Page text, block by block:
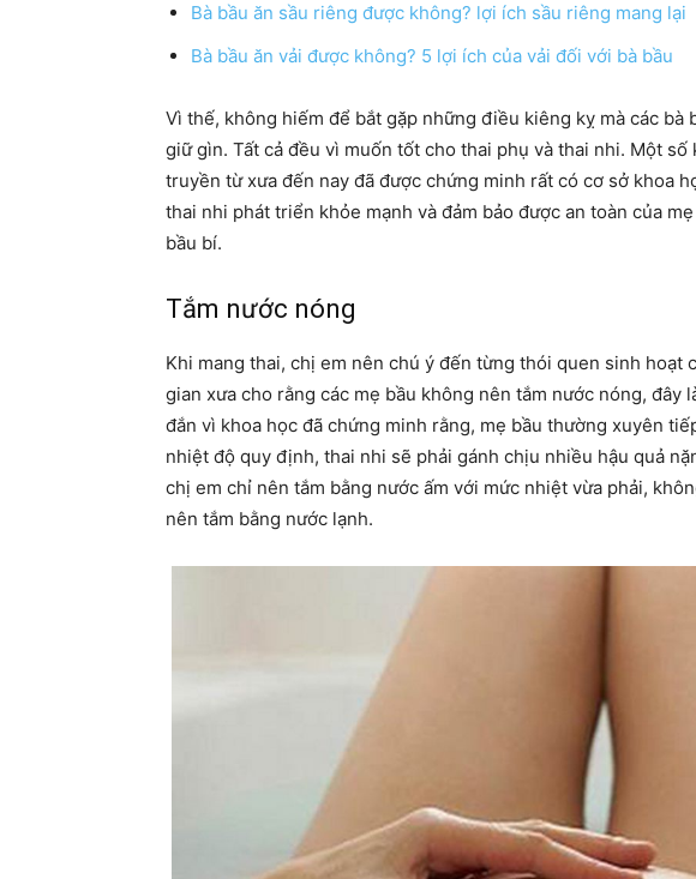
Bà bầu ăn sầu riêng được không? lợi ích sầu riêng mang lại
Bà bầu ăn vải được không? 5 lợi ích của vải đối với bà bầu
Vì thế, không hiếm để bắt gặp những điều kiêng kỵ mà các bà
giữ gìn. Tất cả đều vì muốn tốt cho thai phụ và thai nhi. Một
truyền từ xưa đến nay đã được chứng minh rất có cơ sở khoa
thai nhi phát triển khỏe mạnh và đảm bảo được an toàn của
bầu bí.
Tắm nước nóng
Khi mang thai, chị em nên chú ý đến từng thói quen sinh hoạt
gian xưa cho rằng các mẹ bầu không nên tắm nước nóng, đây
đắn vì khoa học đã chứng minh rằng, mẹ bầu thường xuyên
nhiệt độ quy định, thai nhi sẽ phải gánh chịu nhiều hậu quả
chị em chỉ nên tắm bằng nước ấm với mức nhiệt vừa phải,
nên tắm bằng nước lạnh.